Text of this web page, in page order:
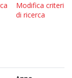
Modifica criteri
di ricerca